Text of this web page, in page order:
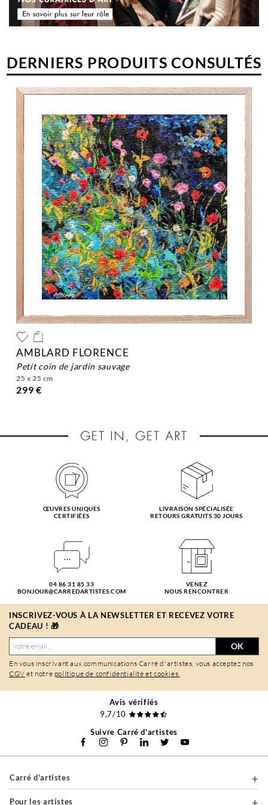
DERNIERS PRODUITS CONSULTÉS
AMBLARD FLORENCE
petit coin de jardin sauvage
25 x 25 cm
299 €
ŒUVRES UNIQUES
CERTIFIÉES
LIVRAISON SPÉCIALISÉE
RETOURS GRATUITS 30 JOURS
04 86 31 85 33
BONJOUR@CARREDARTISTES.COM
VENEZ
NOUS RENCONTRER
INSCRIVEZ-VOUS À LA NEWSLETTER ET RECEVEZ VOTRE
CADEAU ! 🎁
OK
En vous inscrivant aux communications Carré d'artistes, vous acceptez nos
CGV et notre politique de confidentialité et cookies.
Avis vérifiés
9,7/10
Suivre Carré d'artistes
Carré d'artistes
Pour les artistes